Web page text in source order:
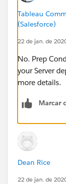
Tableau
(Salesforce)
22 de jan. de
No. Prep
your Server
more details.
Marcar
Dean Rice
22 de jan. de